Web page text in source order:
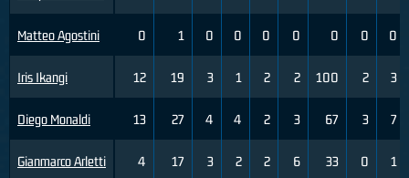
Matteo Agostini
Iris Ikangi
Diego Monaldi
Gianmarco Arletti
0 1 0 0 0 0 0 0 0
12 19 3 1 2 2 100 2 3
13 27 4 4 2 3 67 3 7
4 17 3 2 2 6 33 0 1